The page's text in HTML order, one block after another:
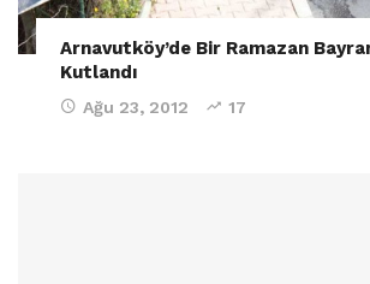
Arnavutköy’de Bir Ramazan
Kutlandı
Ağu 23, 2012 17